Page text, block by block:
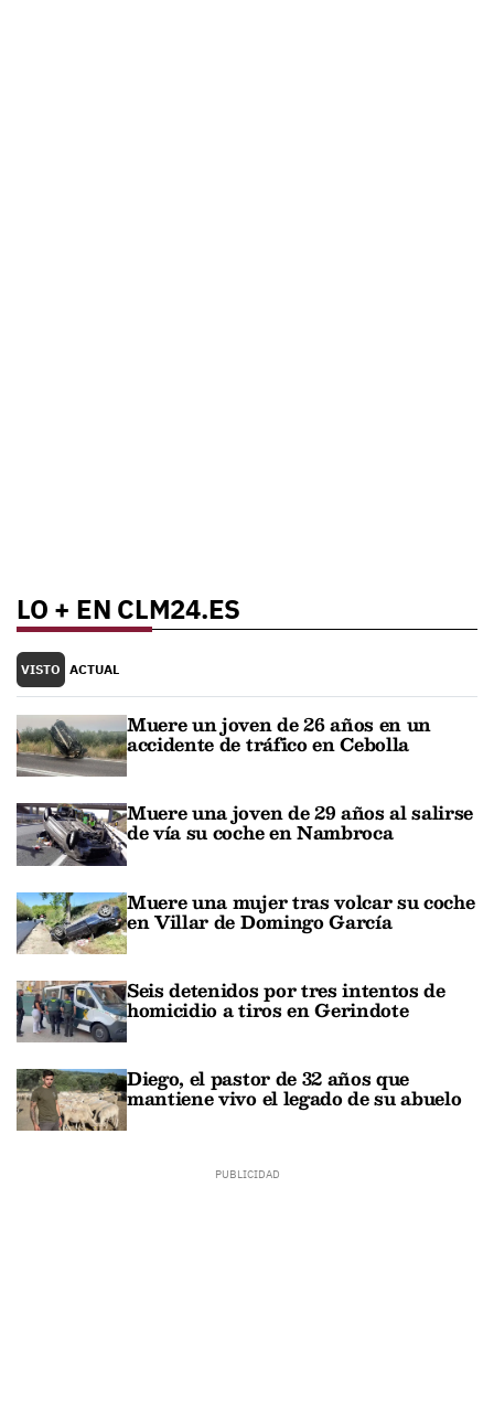
LO + EN CLM24.ES
VISTO ACTUAL
Muere un joven de 26 años en un
accidente de tráfico en Cebolla
Muere una joven de 29 años al salirse
de vía su coche en Nambroca
Muere una mujer tras volcar su coche
en Villar de Domingo García
Seis detenidos por tres intentos de
homicidio a tiros en Gerindote
Diego, el pastor de 32 años que
mantiene vivo el legado de su abuelo